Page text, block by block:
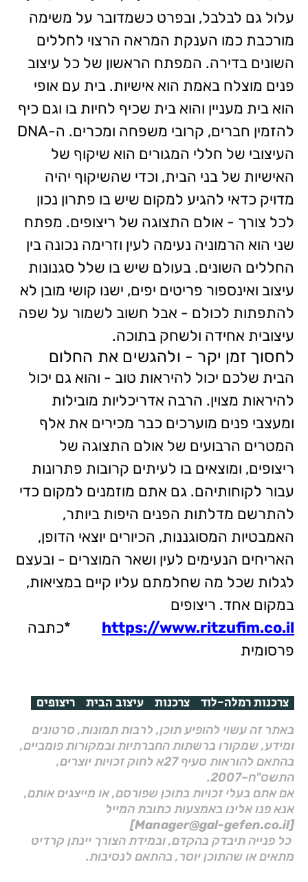
עלול גם לבלבל, ובפרט כשמדובר על משימה
מורכבת כמו הענקת המראה הרצוי לחללים
השונים בדירה. המפתח הראשון של כל עיצוב
פנים מוצלח באמת הוא אישיות. בית עם אופי
הוא בית מעניין והוא בית שכיף לחיות בו וגם כיף
להזמין חברים, קרובי משפחה ומכרים. ה-DNA
העיצובי של חללי המגורים הוא שיקוף של
האישיות של בני הבית, וכדי שהשיקוף יהיה
מדויק כדאי להגיע למקום שיש בו פתרון נכון
לכל צורך - אולם התצוגה של ריצופים. מפתח
שני הוא הרמוניה נעימה לעין וזרימה נכונה בין
החללים השונים. בעולם שיש בו שלל סגנונות
עיצוב ואינספור פריטים יפים, ישנו קושי מובן לא
להתפתות לכולם - אבל חשוב לשמור על שפה
עיצובית אחידה ולשחק בתוכה.
לחסוך זמן יקר - ולהגשים את החלום
הבית שלכם יכול להיראות טוב - והוא גם יכול
להיראות מצוין. הרבה אדריכליות מובילות
ומעצבי פנים מוערכים כבר מכירים את אלף
המטרים הרבועים של אולם התצוגה של
ריצופים, ומוצאים בו לעיתים קרובות פתרונות
עבור לקוחותיהם. גם אתם מוזמנים למקום כדי
להתרשם מדלתות הפנים היפות ביותר,
האמבטיות המסוגננות, הכיורים יוצאי הדופן,
האריחים הנעימים לעין ושאר המוצרים - ובעצם
לגלות שכל מה שחלמתם עליו קיים במציאות,
במקום אחד. ריצופים
https://www.ritzufim.co.il *כתבה
פרסומית
צרכנות רמלה-לוד צרכנות עיצוב הבית ריצופים
באתר זה עשוי להופיע תוכן, לרבות תמונות, סרטונים
ומידע, שמקורו ברשתות החברתיות ובמקורות פומביים,
בהתאם להוראות סעיף 27א לחוק זכויות יוצרים,
התשס"ח–2007.
אם אתם בעלי זכויות בתוכן שפורסם, או מייצגים אותם,
אנא פנו אלינו באמצעות כתובת המייל
[Manager@gal-gefen.co.il]
כל פנייה תיבדק בהקדם, ובמידת הצורך יינתן קרדיט
מתאים או שהתוכן יוסר, בהתאם לנסיבות.